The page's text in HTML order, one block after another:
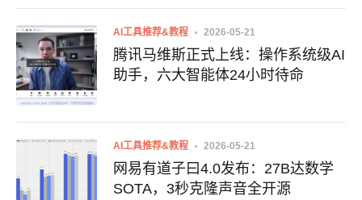
AI工具推荐&教程 2026-05-21
腾讯马维斯正式上线：操作系统级AI
助手，六大智能体24小时待命
AI工具推荐&教程 2026-05-21
网易有道子曰4.0发布：27B达数学
SOTA，3秒克隆声音全开源